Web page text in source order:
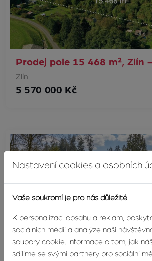
Prodej pole 15 468 m², Zlín
Zlín
5 570 000 Kč
Nastavení cookies a osobních
Vaše soukromí je pro nás důležité
K personalizaci obsahu a reklam,
sociálních médií a analýze naší
soubory cookie. Informace o tom, jak
sdílíme se svými partnery pro sociální